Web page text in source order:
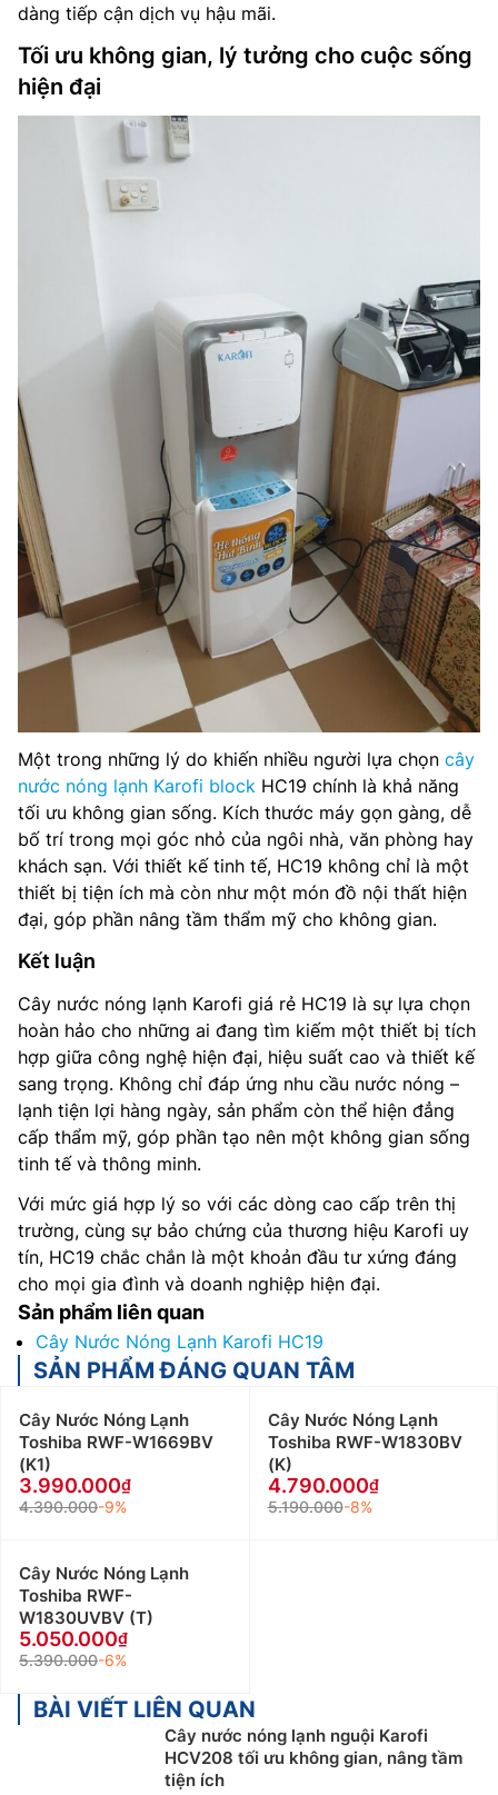
dàng tiếp cận dịch vụ hậu mãi.
Tối ưu không gian, lý tưởng cho cuộc sống
hiện đại
Một trong những lý do khiến nhiều người lựa chọn cây
nước nóng lạnh Karofi block HC19 chính là khả năng
tối ưu không gian sống. Kích thước máy gọn gàng, dễ
bố trí trong mọi góc nhỏ của ngôi nhà, văn phòng hay
khách sạn. Với thiết kế tinh tế, HC19 không chỉ là một
thiết bị tiện ích mà còn như một món đồ nội thất hiện
đại, góp phần nâng tầm thẩm mỹ cho không gian.
Kết luận
Cây nước nóng lạnh Karofi giá rẻ HC19 là sự lựa chọn
hoàn hảo cho những ai đang tìm kiếm một thiết bị tích
hợp giữa công nghệ hiện đại, hiệu suất cao và thiết kế
sang trọng. Không chỉ đáp ứng nhu cầu nước nóng –
lạnh tiện lợi hàng ngày, sản phẩm còn thể hiện đẳng
cấp thẩm mỹ, góp phần tạo nên một không gian sống
tinh tế và thông minh.
Với mức giá hợp lý so với các dòng cao cấp trên thị
trường, cùng sự bảo chứng của thương hiệu Karofi uy
tín, HC19 chắc chắn là một khoản đầu tư xứng đáng
cho mọi gia đình và doanh nghiệp hiện đại.
Sản phẩm liên quan
Cây Nước Nóng Lạnh Karofi HC19
SẢN PHẨM ĐÁNG QUAN TÂM
Cây Nước Nóng Lạnh
Toshiba RWF-W1669BV
(K1)
3.990.000
4.390.000-9%
Cây Nước Nóng Lạnh
Toshiba RWF-W1830BV
(K)
4.790.000
5.190.000-8%
Cây Nước Nóng Lạnh
Toshiba RWF-
W1830UVBV (T)
5.050.000
5.390.000-6%
BÀI VIẾT LIÊN QUAN
Cây nước nóng lạnh nguội Karofi
HCV208 tối ưu không gian, nâng tầm
tiện ích